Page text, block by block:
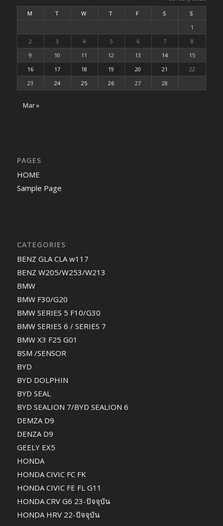
M T W T F S
S
1
2
3 4 5 6 7
8
9
10 11 12 13 14
15
16
17 18 19 20 21
22
23
24 25 26 27 28
Mar »
PAGES
HOME
Sample Page
CATEGORIES
BENZ GLA CLA w117
BENZ W205/W253/W213
BMW
BMW F30/G20
BMW SERIES 5 F10/G30
BMW SERIES 6 / SERIES 7
BMW X3 F25 G01
BSM /SENSOR
BYD
BYD DOLPHIN
BYD SEAL
BYD SEALION 7/BYD SEALION 6
DEMZA D9
DENZA D9
GEELY EX5
HONDA
HONDA CIVIC FC FK
HONDA CIVIC FE FL G11
HONDA CRV G6 23-ปัจจุบัน
HONDA HRV 22-ปัจจุบัน